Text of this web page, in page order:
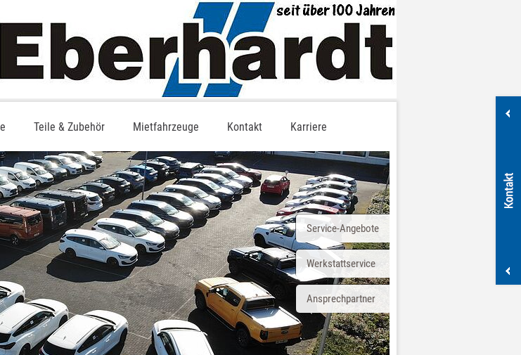
Teile & Zubehör Mietfahrzeuge Kontakt Karriere
Service-Angebote
Werkstattservice
Ansprechpartner